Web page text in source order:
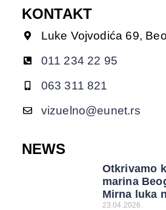
KONTAKT
Luke Vojvodića 69,
011 234 22 95
063 311 821
vizuelno@eunet.rs
NEWS
Otkrivamo
marina
Mirna luka
23.04.2026.